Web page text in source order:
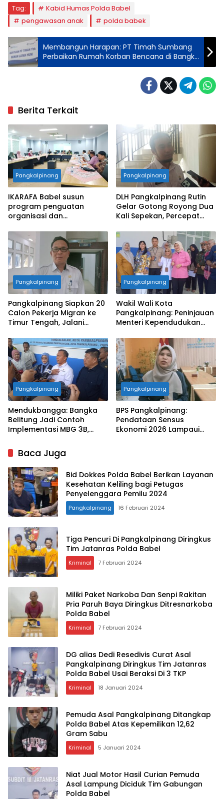
Tag:
Kabid Humas Polda Babel
pengawasan anak
polda babek
Membangun Harapan: PT Timah Sumbang
Perbaikan Rumah Korban Bencana di Bangka
Belitung
Berita Terkait
Pangkalpinang
IKARAFA Babel susun
program penguatan
organisasi dan
Pangkalpinang
DLH Pangkalpinang Rutin
Gelar Gotong Royong Dua
Kali Sepekan, Percepat
Pangkalpinang
Pangkalpinang Siapkan 20
Calon Pekerja Migran ke
Timur Tengah, Jalani
Pangkalpinang
Wakil Wali Kota
Pangkalpinang: Peninjauan
Menteri Kependudukan
Standar Layanan MBG
Pangkalpinang
Mendukbangga: Bangka
Belitung Jadi Contoh
Implementasi MBG 3B,
Balita Terlayani
Pangkalpinang
BPS Pangkalpinang:
Pendataan Sensus
Ekonomi 2026 Lampaui
Baca Juga
Bid Dokkes Polda Babel Berikan Layanan
Kesehatan Keliling bagi Petugas
Penyelenggara Pemilu 2024
Pangkalpinang 16 Februari 2024
Tiga Pencuri Di Pangkalpinang Diringkus
Tim Jatanras Polda Babel
Kriminal 7 Februari 2024
Miliki Paket Narkoba Dan Senpi Rakitan
Pria Paruh Baya Diringkus Ditresnarkoba
Polda Babel
Kriminal 7 Februari 2024
DG alias Dedi Resedivis Curat Asal
Pangkalpinang Diringkus Tim Jatanras
Polda Babel Usai Beraksi Di 3 TKP
Kriminal 18 Januari 2024
Pemuda Asal Pangkalpinang Ditangkap
Polda Babel Atas Kepemilikan 12,62
Gram Sabu
Kriminal 5 Januari 2024
Niat Jual Motor Hasil Curian Pemuda
Asal Lampung Diciduk Tim Gabungan
Polda Babel